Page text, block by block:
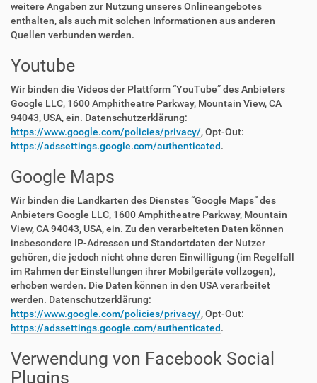
weitere Angaben zur Nutzung unseres Onlineangebotes
enthalten, als auch mit solchen Informationen aus anderen
Quellen verbunden werden.
Youtube
Wir binden die Videos der Plattform “YouTube” des Anbieters
Google LLC, 1600 Amphitheatre Parkway, Mountain View, CA
94043, USA, ein. Datenschutzerklärung:
https://www.google.com/policies/privacy/, Opt-Out:
https://adssettings.google.com/authenticated.
Google Maps
Wir binden die Landkarten des Dienstes “Google Maps” des
Anbieters Google LLC, 1600 Amphitheatre Parkway, Mountain
View, CA 94043, USA, ein. Zu den verarbeiteten Daten können
insbesondere IP-Adressen und Standortdaten der Nutzer
gehören, die jedoch nicht ohne deren Einwilligung (im Regelfall
im Rahmen der Einstellungen ihrer Mobilgeräte vollzogen),
erhoben werden. Die Daten können in den USA verarbeitet
werden. Datenschutzerklärung:
https://www.google.com/policies/privacy/, Opt-Out:
https://adssettings.google.com/authenticated.
Verwendung von Facebook Social
Plugins